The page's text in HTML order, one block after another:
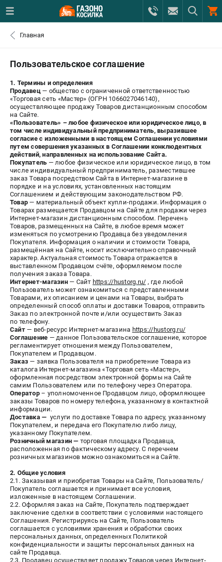
СЕРВИС
МАГАЗИНЫ
ИЗБРАННОЕ ( 0 )
СРАВНЕНИЕ ( 0 )
АКЦИИ
КАТАЛОГ
ВХОД ИЛИ РЕГИСТРАЦИЯ
ЗАКАЗАТЬ ЗАПЧАСТЬ
+7 (8112) 59-12-69 - ЗАКАЗ ЗАПЧАСТЕЙ
+7 (812) 615-80-17 - ЗАКАЗ ИЗДЕЛИЙ
0 ₽
ПОДДЕРЖКА
Сервисный центр
Нашли дешевле?
Политика обработки персональных данных
ИНФОРМАЦИЯ
О компании
Новости
Юридическим лицам
Как нас найти
Способы оплаты
САДОВАЯ ТЕХНИКА
Аэраторы и скарификаторы
Газонокосилки
Принадлежности и аксессуары
Расходные материалы
Главная
Пользовательское соглашение
1. Термины и определения
Продавец— общество с ограниченной ответственностью
«Торговая сеть «Мастер» (ОГРН 1066027046140),
осуществляющее продажу Товаров дистанционным способом
на Сайте.
«Пользователь» – любое физическое или юридическое лицо, в
том числе индивидуальный предприниматель, выразившее
согласие с изложенными в настоящем Соглашении условиями
путем совершения указанных в Соглашении конклюдентных
действий, направленных на использование Сайта.
Покупатель — любое физическое или юридическое лицо, в том
числе индивидуальный предприниматель, разместившее
заказ Товара посредством Сайта в Интернет-магазине в
порядке и на условиях, установленных настоящим
Соглашением и действующим законодательством РФ.
Товар — материальный объект купли-продажи. Информация о
Товарах размещается Продавцом на Сайте для продажи через
Интернет-магазин дистанционным способом. Перечень
Товаров, размещенных на Сайте, в любое время может
изменяться по усмотрению Продавца без уведомления
Покупателя. Информация о наличии и стоимости Товара,
размещённая на Сайте, носит исключительно справочный
характер. Актуальная стоимость Товара отражается в
выставленном Продавцом счёте, оформляемом после
получения заказа Товара.
Интернет-магазин— Сайт https://hustorg.ru/ , где любой
Пользователь может ознакомиться с представленными
Товарами, их описанием и ценами на Товары, выбрать
определенный способ оплаты и доставки Товаров, отправить
Заказ по электронной почте и/или осуществить Заказ
по телефону.
Сайт— веб-ресурс Интернет-магазина https://hustorg.ru/
Соглашение — данное Пользовательское соглашение, которое
регламентирует отношения между Пользователем,
Покупателем и Продавцом.
Заказ — заявка Пользователя на приобретение Товара из
каталога Интернет-магазина «Торговая сеть «Мастер»,
оформленная посредством электронной формы на Сайте
самим Пользователем или по телефону через Оператора.
Оператор– уполномоченное Продавцом лицо, оформляющее
заказы Товаров по номеру телефона, указанному в контактной
информации.
Доставка— услуги по доставке Товара по адресу, указанному
Покупателем, и передача его Покупателю либо лицу,
указанному Покупателем.
Розничный магазин — торговая площадка Продавца,
расположенная по фактическому адресу. С перечнем
розничных магазинов можно ознакомиться на Сайте.
2. Общие условия
2.1. Заказывая и приобретая Товары на Сайте, Пользователь/
Покупатель соглашается и принимает все условия,
изложенные в настоящем Соглашении.
2.2. Оформляя заказ на Сайте, Покупатель подтверждает
заключение сделки в соответствии с условиями настоящего
Соглашения. Регистрируясь на Сайте, Пользователь
соглашается с условиями хранения и обработки своих
персональных данных, определенных Политикой
конфиденциальности и защиты персональных данных на
сайте Продавца.
2.3. Продавец осуществляет продажу Товаров через Интернет-